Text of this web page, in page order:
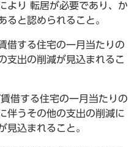
より 転居が必要であり、か
ると認められること。
借する住宅の一月当たりの
支出の削減が見込まれるこ
借する住宅の一月当たりの
伴うその他の支出の削減に
見込まれること。